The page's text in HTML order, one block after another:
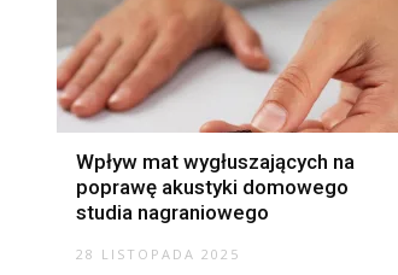
Wpływ mat wygłuszających na
poprawę akustyki domowego
studia nagraniowego
28 LISTOPADA 2025